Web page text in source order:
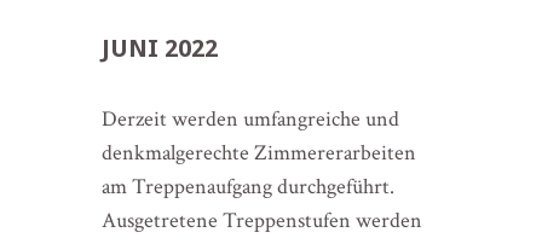
JUNI 2022
Derzeit werden umfangreiche und
denkmalgerechte Zimmererarbeiten
am Treppenaufgang durchgeführt.
Ausgetretene Treppenstufen werden